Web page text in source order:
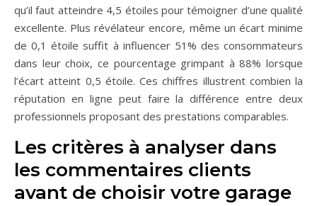
qu’il faut atteindre 4,5 étoiles pour témoigner d’une qualité
excellente. Plus révélateur encore, même un écart minime
de 0,1 étoile suffit à influencer 51% des consommateurs
dans leur choix, ce pourcentage grimpant à 88% lorsque
l’écart atteint 0,5 étoile. Ces chiffres illustrent combien la
réputation en ligne peut faire la différence entre deux
professionnels proposant des prestations comparables.
Les critères à analyser dans
les commentaires clients
avant de choisir votre garage